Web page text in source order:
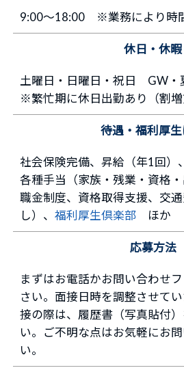
9:00～18:00 ※業務により時
休日・休暇
土曜日・日曜日・祝日 GW・
※繁忙期に休日出勤あり（割増
待遇・福利厚
社会保険完備、昇給（年1回）
各種手当（家族・残業・資格
職金制度、資格取得支援、交
し）、 福利厚生倶楽部 ほか
応募方法
まずはお電話かお問い合わせ
さい。面接日時を調整させて
接の際は、履歴書（写真貼付
い。ご不明な点はお気軽にお
い。